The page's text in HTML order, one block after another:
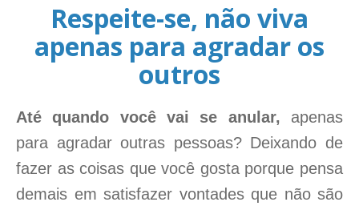
Respeite-se, não viva
apenas para agradar os
outros
Até quando você vai se anular, apenas
para agradar outras pessoas? Deixando de
fazer as coisas que você gosta porque pensa
demais em satisfazer vontades que não são